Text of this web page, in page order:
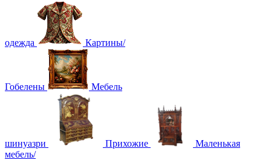
одежда Картины/
Гобелены Мебель
шинуазри Прихожие
Маленькая
мебель/